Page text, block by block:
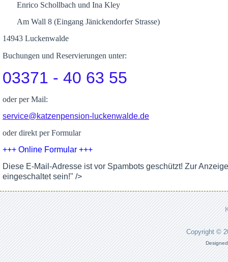
Enrico Schollbach und Ina Kley
Am Wall 8 (Eingang Jänickendorfer Strasse)
14943 Luckenwalde
Buchungen und Reservierungen unter:
03371 - 40 63 55
oder per Mail:
service@katzenpension-luckenwalde.de
oder direkt per Formular
+++ Online Formular +++
Diese E-Mail-Adresse ist vor Spambots geschützt! Zur
eingeschaltet sein!" />
Copyright ©